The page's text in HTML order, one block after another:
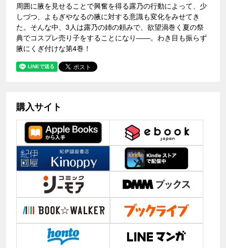
周囲に腋を見せることで興奮を得る露乃の行動によって、少
しづつ、よもぎやなるの腋に対する意識も変化をみせてき
た。そんな中、3人は露乃の姉の頼みで、欲望渦巻く夏の祭
典でコスプレ売り子をすることになり――。わき目も振らず
腋にくぎ付けな第4巻！
購入サイト